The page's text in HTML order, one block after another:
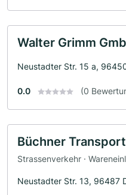
Walter Grimm
Neustadter Str. 15 a,
0.0 (0
Büchner
Strassenverkehr ·
Neustadter Str. 13, 96487